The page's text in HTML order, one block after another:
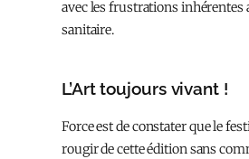
avec les frustrations inhérentes
sanitaire.
L’Art toujours vivant !
Force est de constater que le
rougir de cette édition sans